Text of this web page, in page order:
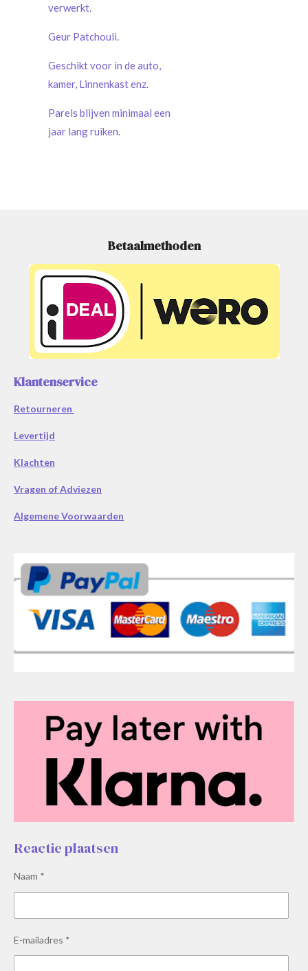
verwerkt.
Geur Patchouli.
Geschikt voor in de auto,
kamer, Linnenkast enz.
Parels blijven minimaal een
jaar lang ruiken.
Betaalmethoden
Klantenservice
Retourneren
Levertijd
Klachten
Vragen of Adviezen
Algemene Voorwaarden
Reactie plaatsen
Naam *
E-mailadres *